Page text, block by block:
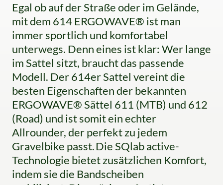
Egal ob auf der Straße oder im Gelände,
mit dem 614 ERGOWAVE® ist man
immer sportlich und komfortabel
unterwegs. Denn eines ist klar: Wer lange
im Sattel sitzt, braucht das passende
Modell. Der 614er Sattel vereint die
besten Eigenschaften der bekannten
ERGOWAVE® Sättel 611 (MTB) und 612
(Road) und ist somit ein echter
Allrounder, der perfekt zu jedem
Gravelbike passt. Die SQlab active-
Technologie bietet zusätzlichen Komfort,
indem sie die Bandscheiben